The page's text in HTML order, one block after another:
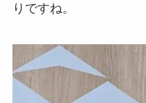
りですね。